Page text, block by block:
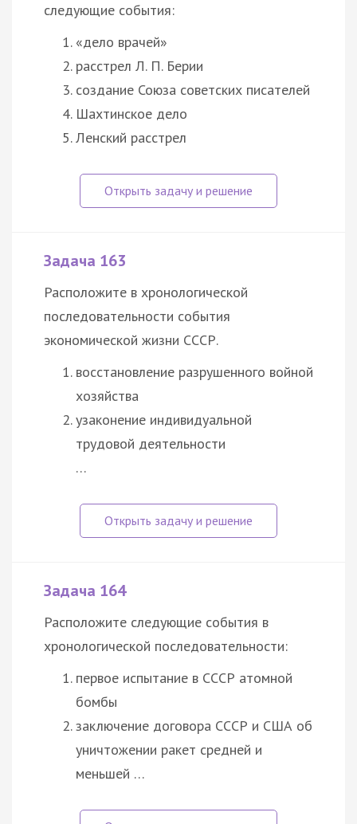
следующие события:
«дело врачей»
расстрел Л. П. Берии
создание Союза советских писателей
Шахтинское дело
Ленский расстрел
Задача 163
Расположите в хронологической
последовательности события
экономической жизни СССР.
восстановление разрушенного войной
хозяйства
узаконение индивидуальной
трудовой деятельности
…
Задача 164
Расположите следующие события в
хронологической последовательности:
первое испытание в СССР атомной
бомбы
заключение договора СССР и США об
уничтожении ракет средней и
меньшей …